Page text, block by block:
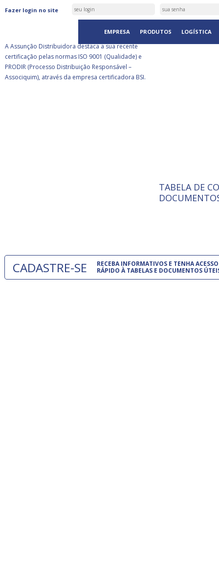
Fazer login no site
EMPRESA PRODUTOS LOGÍSTICA
ASSUNÇÃO DISTRIBUIDORA É
CERTIFICADA PELA BSI
A Assunção Distribuidora destaca a sua recente
certificação pelas normas ISO 9001 (Qualidade) e
PRODIR (Processo Distribuição Responsável –
Associquim), através da empresa certificadora BSI.
ISO 9001:
A
TABELA DE
CADASTRE-SE
RECEBA INFORMATIVOS E TENHA ACESSO
RÁPIDO À TABELAS E DOCUMENTOS